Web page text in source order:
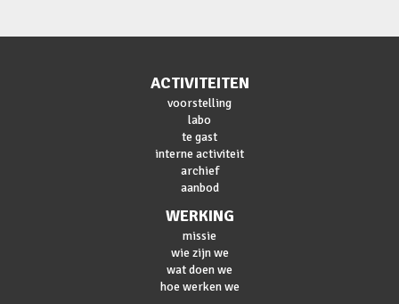
ACTIVITEITEN
voorstelling
labo
te gast
interne activiteit
archief
aanbod
WERKING
missie
wie zijn we
wat doen we
hoe werken we